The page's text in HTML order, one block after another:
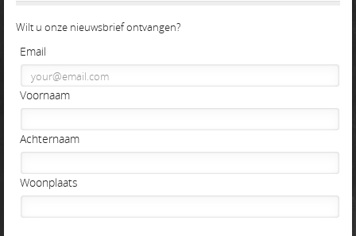
Wilt u onze nieuwsbrief ontvangen?
Email
Voornaam
Achternaam
Woonplaats